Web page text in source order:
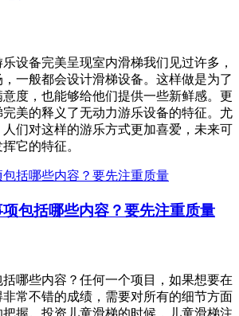
设备完美呈现室内滑梯我们见过许多，
一般都会设计滑梯设备。这样做是为了
度，也能够给他们提供一些新鲜感。更
美的释义了无动力游乐设备的特征。尤
们对这样的游乐方式更加喜爱，未来可
它的特征。
项包括哪些内容？要先注重质量
括哪些内容？任何一个项目，如果想要在
常不错的成绩，需要对所有的细节方面